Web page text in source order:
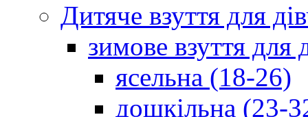
Дитяче взуття для
зимове взуття для
ясельна (18-26)
дошкільна (23-